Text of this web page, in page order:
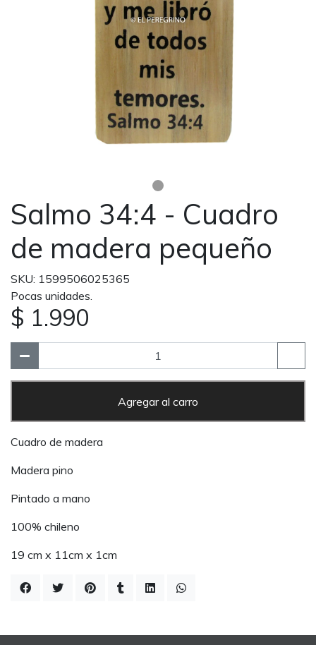
Salmo 34:4 - Cuadro
de madera pequeño
SKU: 1599506025365
Pocas unidades.
$ 1.990
Agregar al carro
Cuadro de madera
Madera pino
Pintado a mano
100% chileno
19 cm x 11cm x 1cm